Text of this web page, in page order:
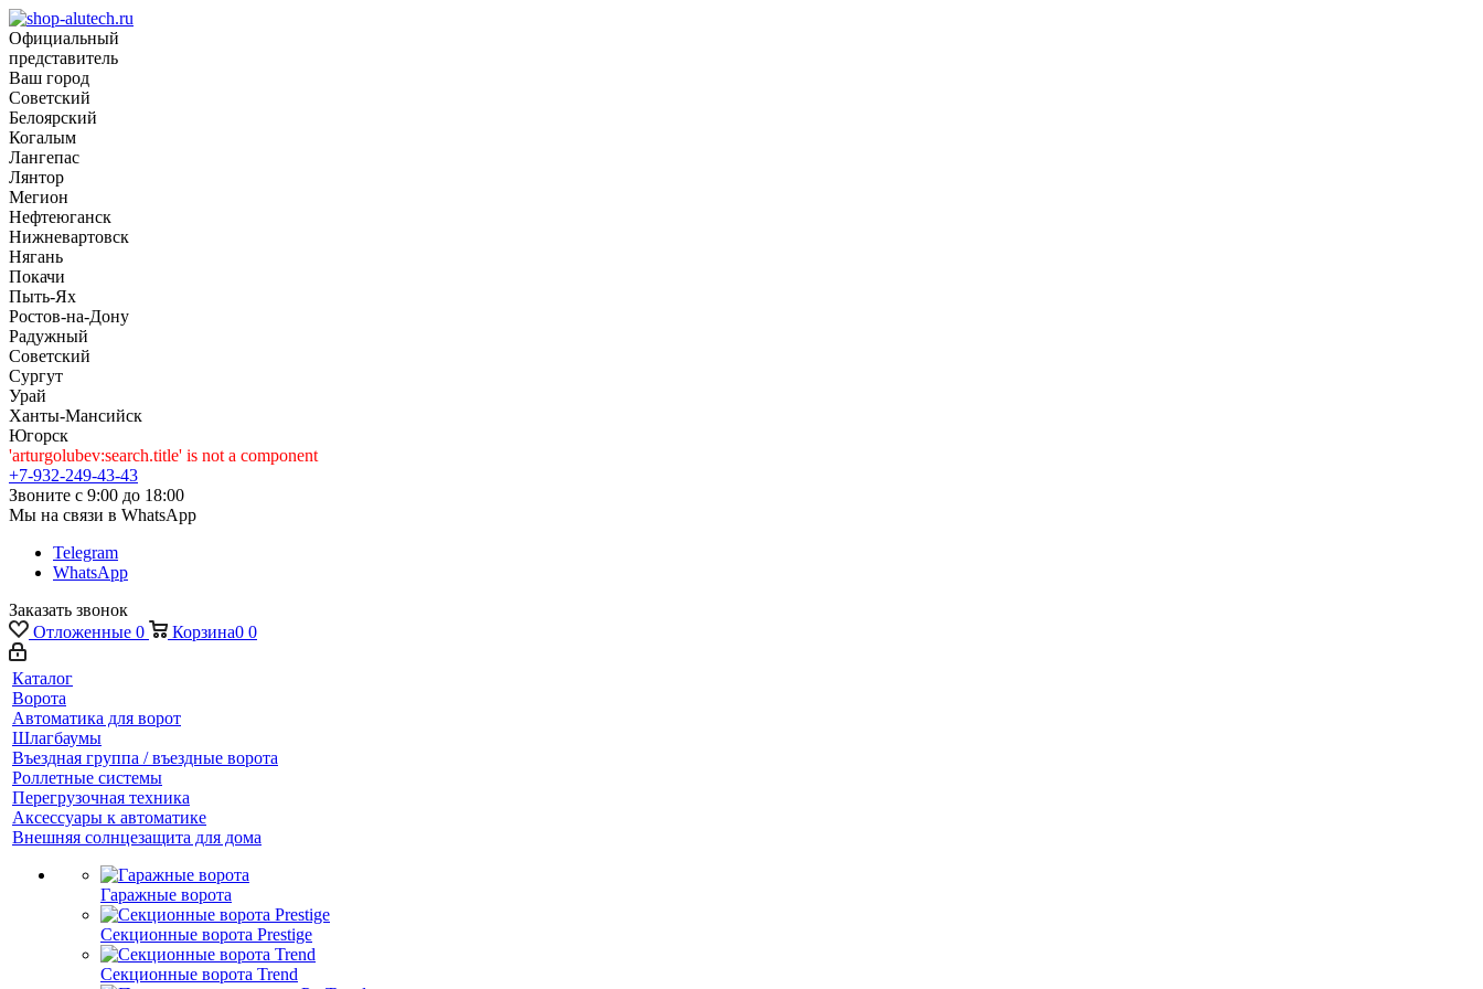
Официальный
представитель
Ваш город
Советский
Белоярский
Когалым
Лангепас
Лянтор
Мегион
Нефтеюганск
Нижневартовск
Нягань
Покачи
Пыть-Ях
Рoстов-на-Дону
Радужный
Советский
Сургут
Урай
Ханты-Мансийск
Югорск
'arturgolubev:search.title' is not a component
+7-932-249-43-43
Звоните с 9:00 до 18:00
Мы на связи в WhatsApp
Telegram
WhatsApp
Заказать звонок
Отложенные 0 Корзина0 0
Каталог
Ворота
Автоматика для ворот
Шлагбаумы
Въездная группа / въездные ворота
Роллетные системы
Перегрузочная техника
Аксессуары к автоматике
Внешняя солнцезащита для дома
Гаражные ворота
Секционные ворота Prestige
Секционные ворота Trend